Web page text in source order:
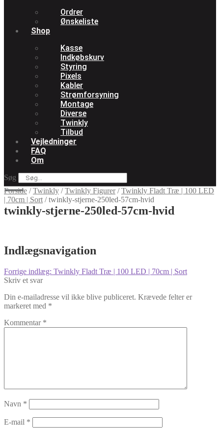
Ordrer
Ønskeliste
Shop
Kasse
Indkøbskurv
Styring
Pixels
Kabler
Strømforsyning
Montage
Diverse
Twinkly
Tilbud
Vejledninger
FAQ
Om
Søg
Forside /Twinkly /Twinkly Figurer/Twinkly Fladt Træ | 100 LED
| 70cm | Sort /twinkly-stjerne-250led-57cm-hvid
twinkly-stjerne-250led-57cm-hvid
Indlægsnavigation
Forrige indlæg: Twinkly Fladt Træ | 100 LED | 70cm | Sort
Skriv et svar
Din e-mailadresse vil ikke blive publiceret. Krævede felter er
markeret med *
Kommentar *
Navn *
E-mail *